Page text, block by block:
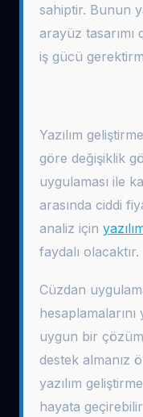
sahiptir. Bunun
arayüz
iş gücü
Yazılım
göre değişiklik
uygulaması ile
arasında ciddi
analiz için
faydalı olacaktır.
Cüzdan
uygun bir
destek almanız
yazılım
hayata